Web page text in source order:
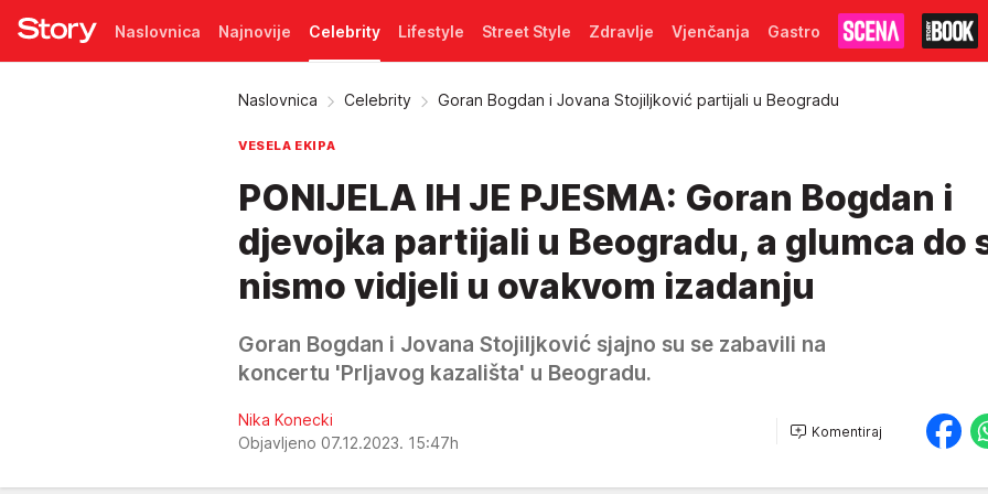
Naslovnica Najnovije Celebrity Lifestyle Street Style Zdravlje Vjenčanja Gastro
Naslovnica Celebrity Goran Bogdan i Jovana Stojiljković partijali u Beogradu
VESELA EKIPA
PONIJELA IH JE PJESMA: Goran Bogdan i
djevojka partijali u Beogradu, a glumca do
nismo vidjeli u ovakvom izadanju
Goran Bogdan i Jovana Stojiljković sjajno su se zabavili na
koncertu 'Prljavog kazališta' u Beogradu.
Nika Konecki
Objavljeno 07.12.2023. 15:47h
Komentiraj